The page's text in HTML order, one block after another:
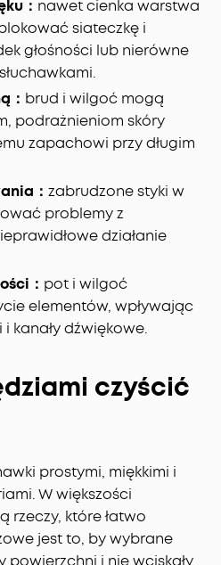
： nawet cienka warstwa
siateczkę i
głośności lub nierówne
： brud i wilgoć mogą
podrażnieniom skóry
zapachowi przy długim
： zabrudzone styki w
problemy z
działanie
： pot i wilgoć
elementów, wpływając
kanały dźwiękowe.
czyścić
prostymi, miękkimi i
W większości
rzeczy, które łatwo
jest to, by wybrane
powierzchni i nie wciskały